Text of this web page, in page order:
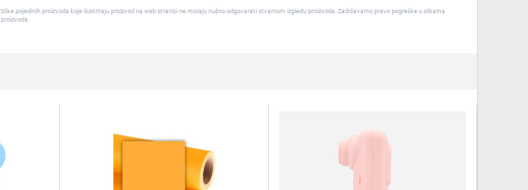
Slike pojedinih proizvoda koje ilustriraju proizvod na web stranici ne moraju nužno odgovarati stvarnom izgledu proizvoda. Zadržavamo pravo pogreške u slikama
proizvoda.